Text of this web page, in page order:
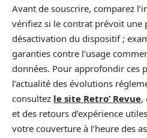
Avant de souscrire, comparez
vérifiez si le contrat prévoit une
désactivation du dispositif ;
garanties contre l’usage
données. Pour approfondir ces
l’actualité des évolutions
consultez le site Retro’ Revue,
et des retours d’expérience
votre couverture à l’heure des